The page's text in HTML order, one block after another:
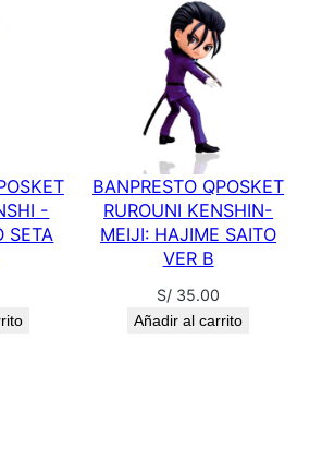
-
SETA
BANPRESTO QPOSKET
RUROUNI KENSHIN-
MEIJI: HAJIME SAITO
VER B
S/ 35.00
Añadir al carrito